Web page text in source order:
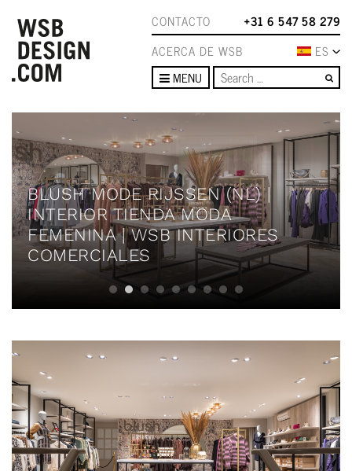
CONTACTO
+31 6 547 58 279
ACERCA DE WSB
ES
MENU
BLUSH MODE RIJSSEN (NL) |
INTERIOR TIENDA MODA
FEMENINA | WSB INTERIORES
COMERCIALES